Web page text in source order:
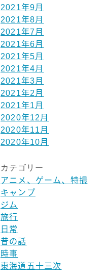
2021年9月
2021年8月
2021年7月
2021年6月
2021年5月
2021年4月
2021年3月
2021年2月
2021年1月
2020年12月
2020年11月
2020年10月
カテゴリー
アニメ、ゲーム、特撮
キャンプ
ジム
旅行
日常
昔の話
時事
東海道五十三次